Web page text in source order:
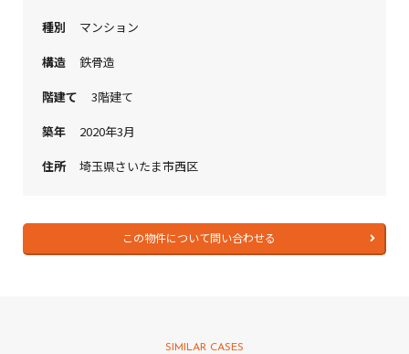
種別
マンション
構造
鉄骨造
階建て
3階建て
築年
2020年3月
住所
埼玉県さいたま市西区
この物件について問い合わせる
SIMILAR CASES